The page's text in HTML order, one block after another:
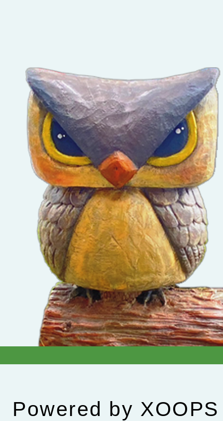
Powered by XOOPS